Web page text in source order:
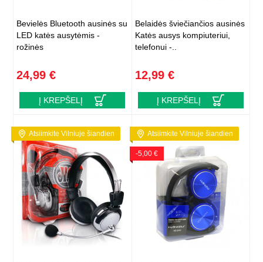
Bevielės Bluetooth ausinės su
LED katės ausytėmis -
rožinės
24,99 €
Į KREPŠELĮ
Belaidės šviečiančios ausinės
Katės ausys kompiuteriui,
telefonui -..
12,99 €
Į KREPŠELĮ
Atsiimkite Vilniuje šiandien Atsiimkite Vilniuje šiandien
-5,00 €